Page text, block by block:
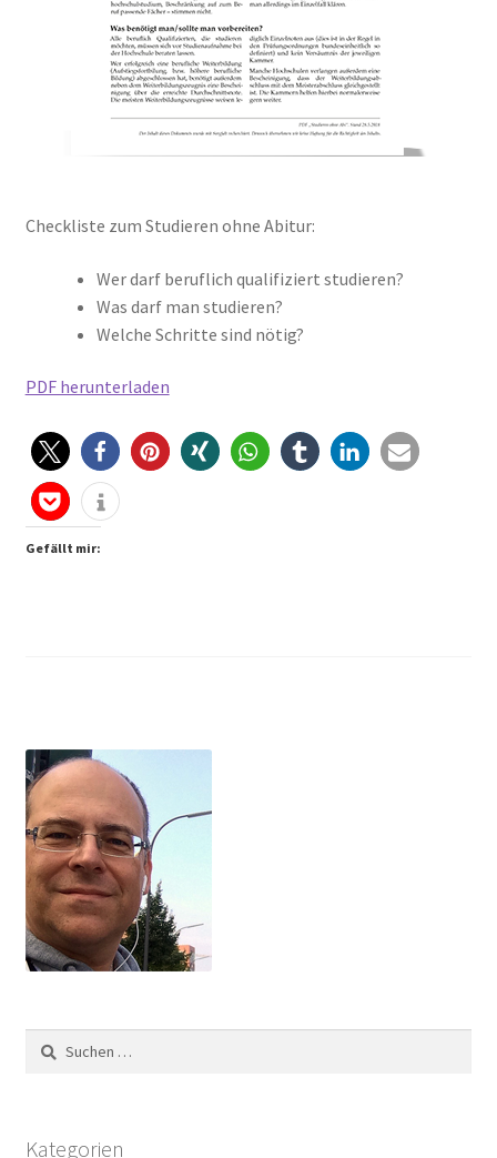
Checkliste zum Studieren ohne Abitur:
Wer darf beruflich qualifiziert studieren?
Was darf man studieren?
Welche Schritte sind nötig?
PDF herunterladen
Gefällt mir:
Suchen
nach:
Kategorien